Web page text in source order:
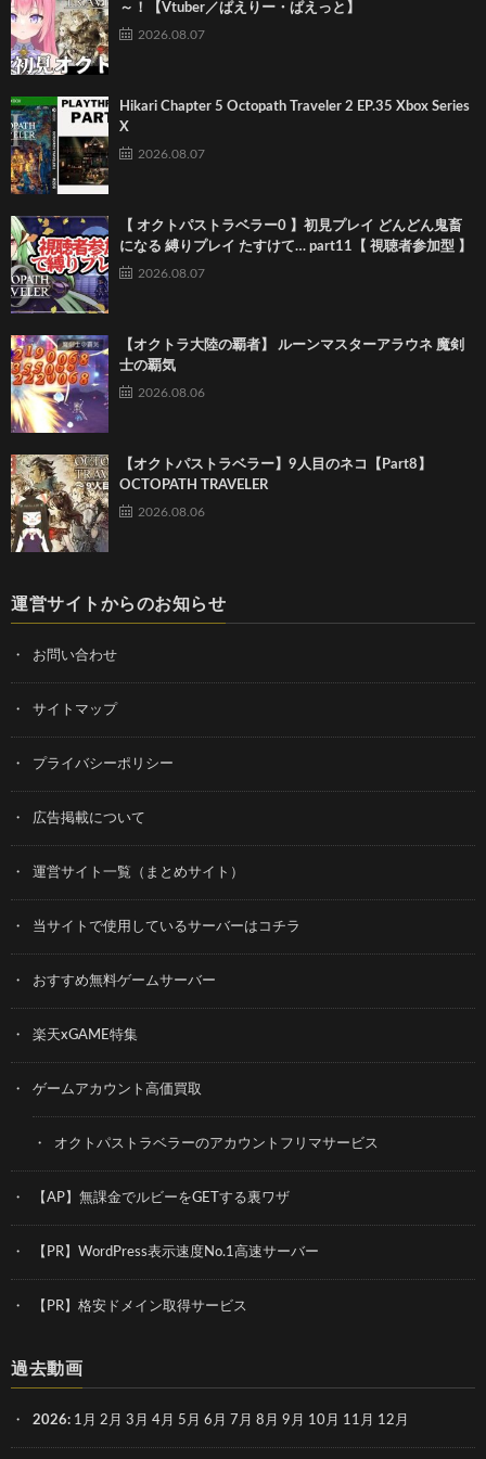
～！【Vtuber／ぱえりー・ぱえっと】
2026.08.07
Hikari Chapter 5 Octopath Traveler 2 EP.35 Xbox Series
X
2026.08.07
【 オクトパストラベラー0 】初見プレイ どんどん鬼畜
になる 縛りプレイ たすけて… part11【 視聴者参加型 】
2026.08.07
【オクトラ大陸の覇者】 ルーンマスターアラウネ 魔剣
士の覇気
2026.08.06
【オクトパストラベラー】9人目のネコ【Part8】
OCTOPATH TRAVELER
2026.08.06
運営サイトからのお知らせ
お問い合わせ
サイトマップ
プライバシーポリシー
広告掲載について
運営サイト一覧（まとめサイト）
当サイトで使用しているサーバーはコチラ
おすすめ無料ゲームサーバー
楽天xGAME特集
ゲームアカウント高価買取
オクトパストラベラーのアカウントフリマサービス
【AP】無課金でルビーをGETする裏ワザ
【PR】WordPress表示速度No.1高速サーバー
【PR】格安ドメイン取得サービス
過去動画
2026: 1月 2月 3月 4月 5月 6月 7月 8月 9月 10月 11月 12月